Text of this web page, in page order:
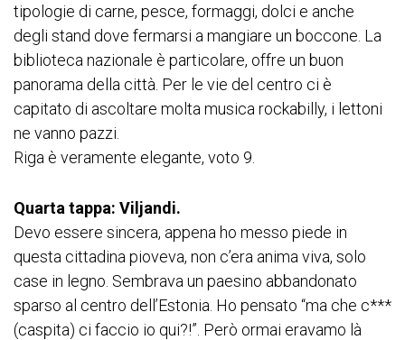
tipologie di carne, pesce, formaggi, dolci e anche
degli stand dove fermarsi a mangiare un boccone. La
biblioteca nazionale è particolare, offre un buon
panorama della città. Per le vie del centro ci è
capitato di ascoltare molta musica rockabilly, i lettoni
ne vanno pazzi.
Riga è veramente elegante, voto 9.
Quarta tappa: Viljandi.
Devo essere sincera, appena ho messo piede in
questa cittadina pioveva, non c’era anima viva, solo
case in legno. Sembrava un paesino abbandonato
sparso al centro dell’Estonia. Ho pensato “ma che c***
(caspita) ci faccio io qui?!”. Però ormai eravamo là